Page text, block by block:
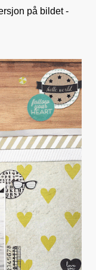
på bildet -